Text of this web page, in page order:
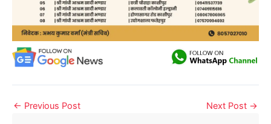
← Previous Post Next Post →